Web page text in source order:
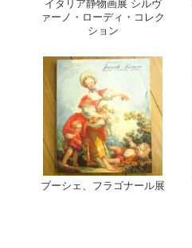
イタリア静物画展 シルヴ
ァーノ・ローディ・コレク
ション
ブーシェ、フラゴナール展